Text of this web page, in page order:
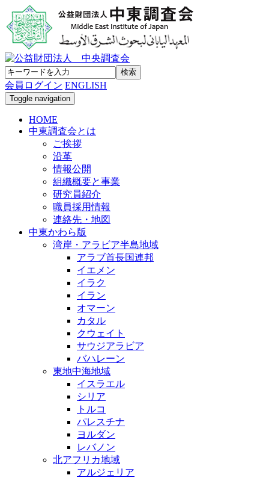
会員ログイン ENGLISH
Toggle navigation
HOME
中東調査会とは
ご挨拶
沿革
情報公開
組織概要と事業
研究員紹介
職員採用情報
連絡先・地図
中東かわら版
湾岸・アラビア半島地域
アラブ首長国連邦
イエメン
イラク
イラン
オマーン
カタル
クウェイト
サウジアラビア
バハレーン
東地中海地域
イスラエル
シリア
トルコ
パレスチナ
ヨルダン
レバノン
北アフリカ地域
アルジェリア